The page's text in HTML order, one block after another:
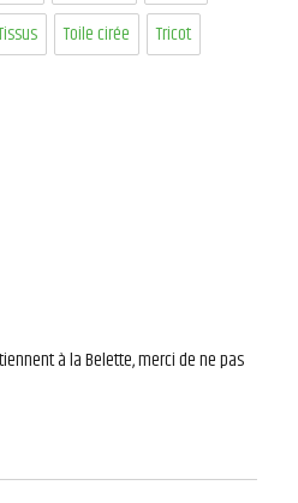
Toile cirée Tricot
à la Belette, merci de ne pas